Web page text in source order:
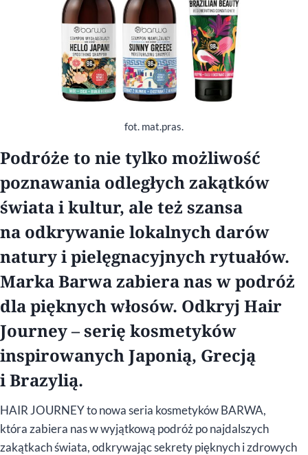
fot. mat.pras.
Podróże to nie tylko możliwość
poznawania odległych zakątków
świata i kultur, ale też szansa
na odkrywanie lokalnych darów
natury i pielęgnacyjnych rytuałów.
Marka Barwa zabiera nas w podróż
dla pięknych włosów. Odkryj Hair
Journey – serię kosmetyków
inspirowanych Japonią, Grecją
i Brazylią.
HAIR JOURNEY to nowa seria kosmetyków BARWA,
która zabiera nas w wyjątkową podróż po najdalszych
zakątkach świata, odkrywając sekrety pięknych i zdrowych